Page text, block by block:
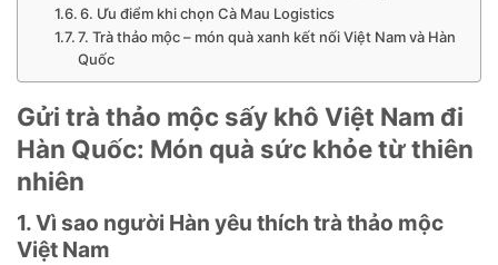
6. Ưu điểm khi chọn Cà Mau Logistics
7. Trà thảo mộc – món quà xanh kết nối Việt Nam và Hàn
Quốc
Gửi trà thảo mộc sấy khô Việt Nam đi
Hàn Quốc: Món quà sức khỏe từ thiên
nhiên
1. Vì sao người Hàn yêu thích trà thảo mộc
Việt Nam